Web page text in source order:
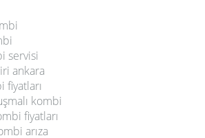
servisi
ankara
fiyatları
kombi
fiyatları
arıza